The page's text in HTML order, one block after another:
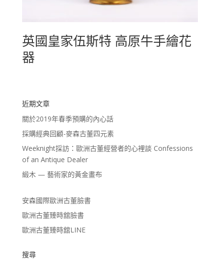
英國皇家伍斯特 高原牛手繪花
器
近期文章
關於2019年春季預購的內心話
採購經典回顧-麥森古董四元素
Weeknight採訪：歐洲古董經營者的心裡談 Confessions
of an Antique Dealer
緞木 — 藝術家的黃金畫布
安森國際歐洲古董臉書
歐洲古董臻時舘臉書
歐洲古董臻時舘LINE
搜尋